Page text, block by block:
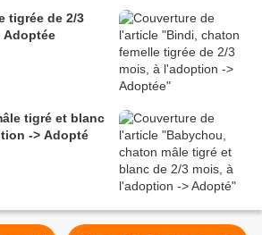
tigrée de 2/3
Adoptée
tigré et blanc
-> Adopté